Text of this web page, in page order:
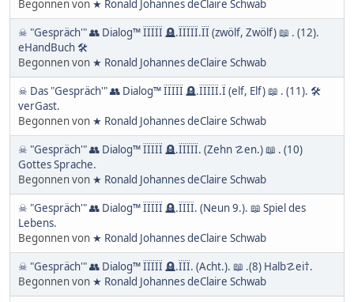
Begonnen von ★ Ronald Johannes deClaire Schwab
☠ "Gespräch'" 👥 Dialog™ ÏÏÏÏÏ 🪦.ÏÏÏÏÏ.ÏÏ (zwölf, Zwölf) 📖 . (12).
eHandBuch 🛠
Begonnen von ★ Ronald Johannes deClaire Schwab
☠ Das "Gespräch'" 👥 Dialog™ ÏÏÏÏÏ 🪦.ÏÏÏÏÏ.Ï (elf, Elf) 📖 . (11). 🛠
verGast.
Begonnen von ★ Ronald Johannes deClaire Schwab
☠ "Gespräch'" 👥 Dialog™ ÏÏÏÏÏ 🪦.ÏÏÏÏÏ. (Zehn ☡en.) 📖 . (10)
Gottes Sprache.
Begonnen von ★ Ronald Johannes deClaire Schwab
☠ "Gespräch'" 👥 Dialog™ ÏÏÏÏÏ 🪦.ÏÏÏÏ. (Neun 9.). 📖 Spiel des
Lebens.
Begonnen von ★ Ronald Johannes deClaire Schwab
☠ "Gespräch'" 👥 Dialog™ ÏÏÏÏÏ 🪦.ÏÏÏ. (Acht.). 📖 .(8) Halb☡ei†.
Begonnen von ★ Ronald Johannes deClaire Schwab